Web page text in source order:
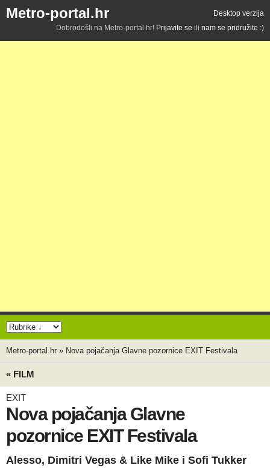
Metro-portal.hr
Desktop verzija
Dobrodošli na Metro-portal.hr! Prijavite se ili nam se pridružite :)
Metro-portal.hr » Nova pojačanja Glavne pozornice EXIT Festivala
« FILM
EXIT
Nova pojačanja Glavne
pozornice EXIT Festivala
Alesso, Dimitri Vegas & Like Mike i Sofi Tukker